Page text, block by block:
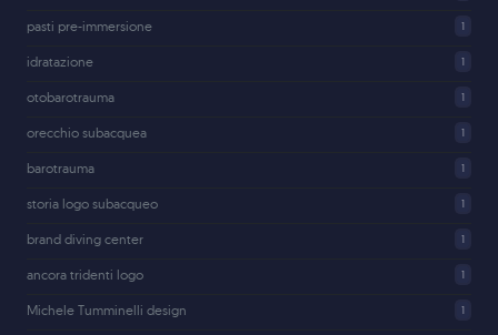
pasti pre-immersione 1
idratazione 1
otobarotrauma 1
orecchio subacquea 1
barotrauma 1
storia logo subacqueo 1
brand diving center 1
ancora tridenti logo 1
Michele Tumminelli design 1